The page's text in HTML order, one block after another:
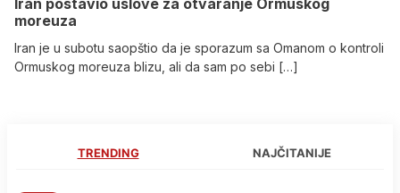
Iran postavio uslove za otvaranje Ormuskog
moreuza
Iran je u subotu saopštio da je sporazum sa Omanom o kontroli
Ormuskog moreuza blizu, ali da sam po sebi […]
TRENDING NAJČITANIJE